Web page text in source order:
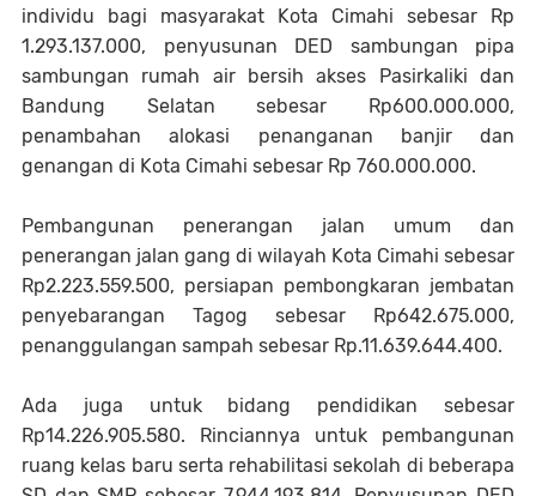
individu bagi masyarakat Kota Cimahi sebesar Rp
1.293.137.000, penyusunan DED sambungan pipa
sambungan rumah air bersih akses Pasirkaliki dan
Bandung Selatan sebesar Rp600.000.000,
penambahan alokasi penanganan banjir dan
genangan di Kota Cimahi sebesar Rp 760.000.000.
Pembangunan penerangan jalan umum dan
penerangan jalan gang di wilayah Kota Cimahi sebesar
Rp2.223.559.500, persiapan pembongkaran jembatan
penyebarangan Tagog sebesar Rp642.675.000,
penanggulangan sampah sebesar Rp.11.639.644.400.
Ada juga untuk bidang pendidikan sebesar
Rp14.226.905.580. Rinciannya untuk pembangunan
ruang kelas baru serta rehabilitasi sekolah di beberapa